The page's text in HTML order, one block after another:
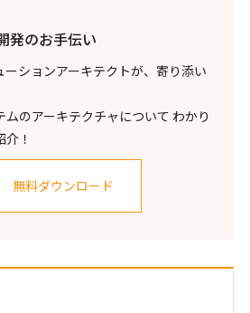
発のお手伝い
ーションアーキテクトが、寄り添い
のアーキテクチャについて わかり
！
無料ダウンロード